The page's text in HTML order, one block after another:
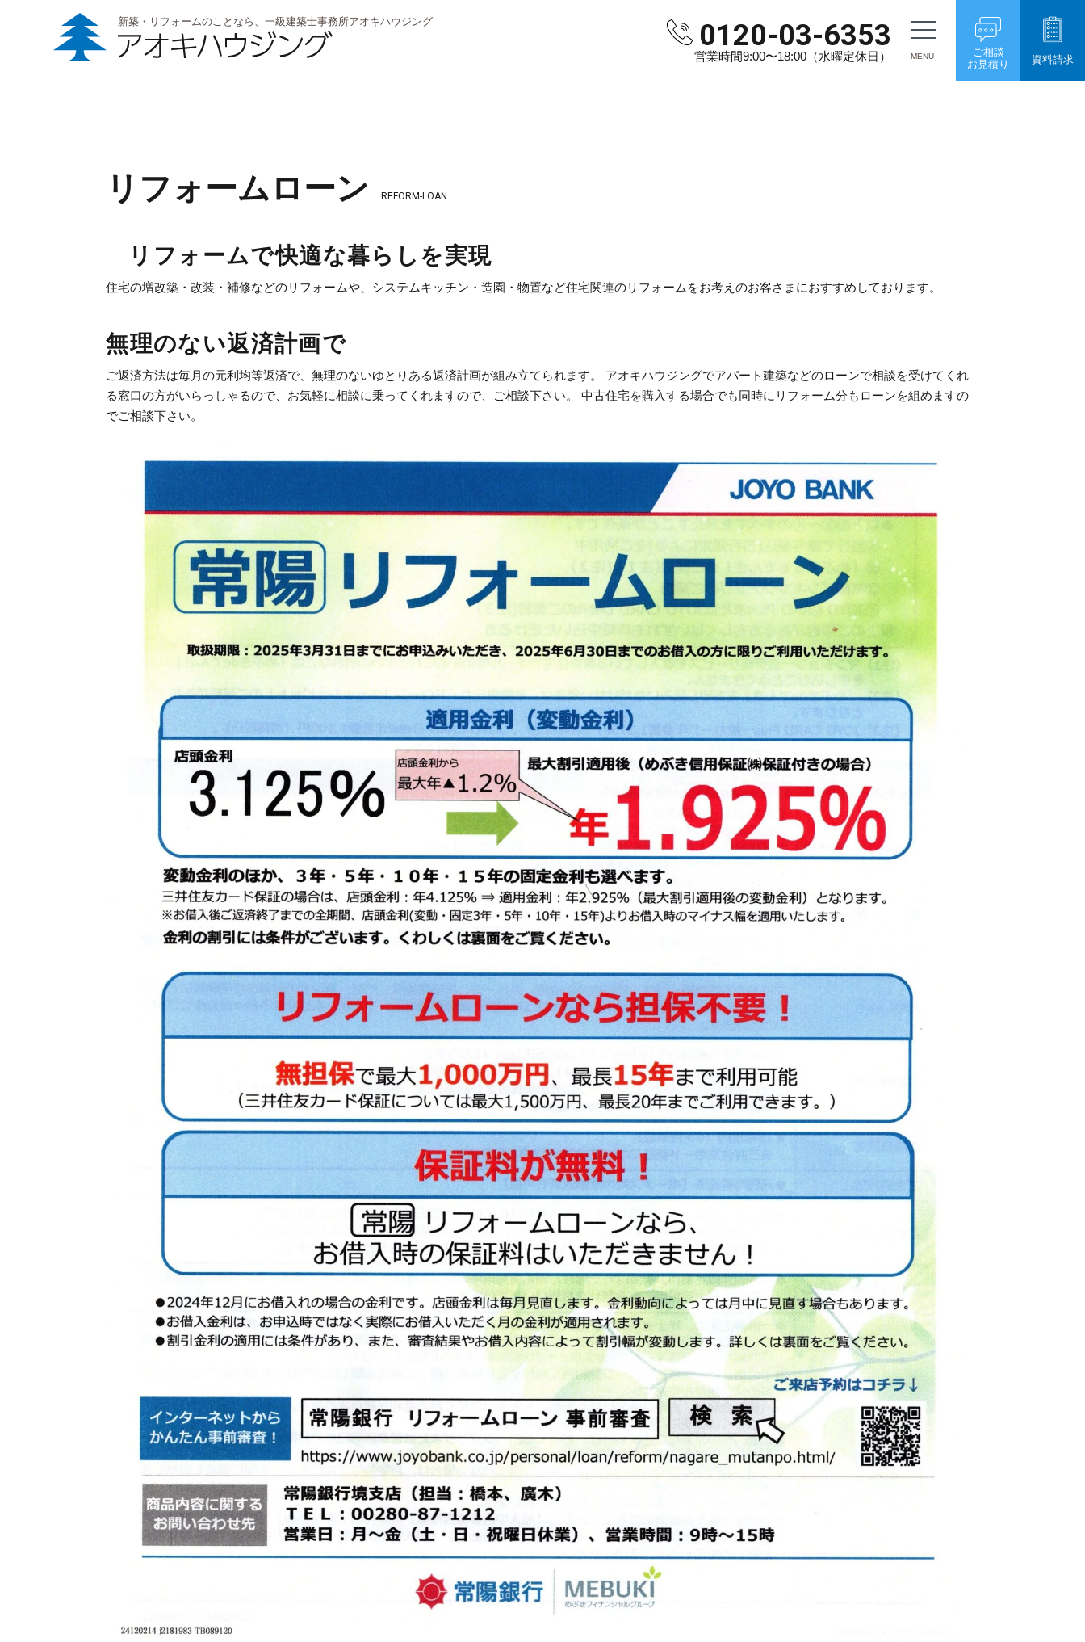
新築・リフォームのことなら、一級建築士事務所アオキハウジング
MENU
0120-03-6353
営業時間9:00〜18:00（水曜定休日）
ご相談
お見積り
資料請求
リフォームローン REFORM-LOAN
リフォームで快適な暮らしを実現
住宅の増改築・改装・補修などのリフォームや、システムキッチン・造園・物置など住宅関連のリフォームをお考えのお客さまにおすすめしております。
無理のない返済計画で
ご返済方法は毎月の元利均等返済で、無理のないゆとりある返済計画が組み立てられます。 アオキハウジングでアパート建築などのローンで相談を受けてくれ
る窓口の方がいらっしゃるので、お気軽に相談に乗ってくれますので、ご相談下さい。 中古住宅を購入する場合でも同時にリフォーム分もローンを組めますの
でご相談下さい。